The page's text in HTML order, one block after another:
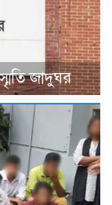
জাদুঘর